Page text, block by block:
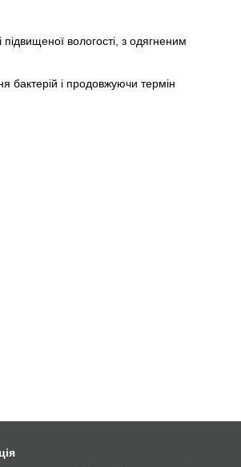
вологості, з одягненим
бактерій і продовжуючи термін